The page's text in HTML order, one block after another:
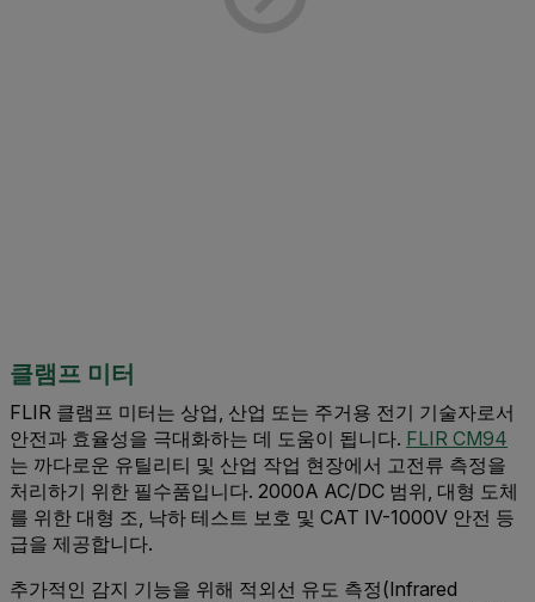
클램프 미터
FLIR 클램프 미터는 상업, 산업 또는 주거용 전기 기술자로서
안전과 효율성을 극대화하는 데 도움이 됩니다. FLIR CM94
는 까다로운 유틸리티 및 산업 작업 현장에서 고전류 측정을
처리하기 위한 필수품입니다. 2000A AC/DC 범위, 대형 도체
를 위한 대형 조, 낙하 테스트 보호 및 CAT IV-1000V 안전 등
급을 제공합니다.
추가적인 감지 기능을 위해 적외선 유도 측정(Infrared